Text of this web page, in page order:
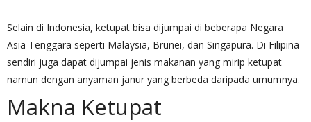
Selain di Indonesia, ketupat bisa dijumpai di beberapa Negara
Asia Tenggara seperti Malaysia, Brunei, dan Singapura. Di Filipina
sendiri juga dapat dijumpai jenis makanan yang mirip ketupat
namun dengan anyaman janur yang berbeda daripada umumnya.
Makna Ketupat